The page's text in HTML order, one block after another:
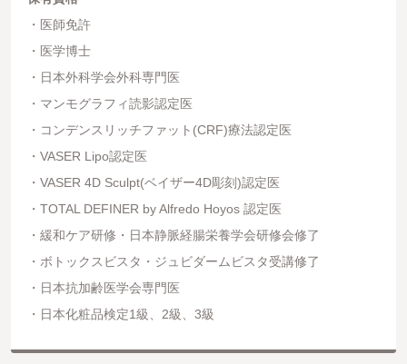
医師免許
医学博士
日本外科学会外科専門医
マンモグラフィ読影認定医
コンデンスリッチファット(CRF)療法認定医
VASER Lipo認定医
VASER 4D Sculpt(ベイザー4D彫刻)認定医
TOTAL DEFINER by Alfredo Hoyos 認定医
緩和ケア研修・日本静脈経腸栄養学会研修会修了
ボトックスビスタ・ジュビダームビスタ受講修了
日本抗加齢医学会専門医
日本化粧品検定1級、2級、3級